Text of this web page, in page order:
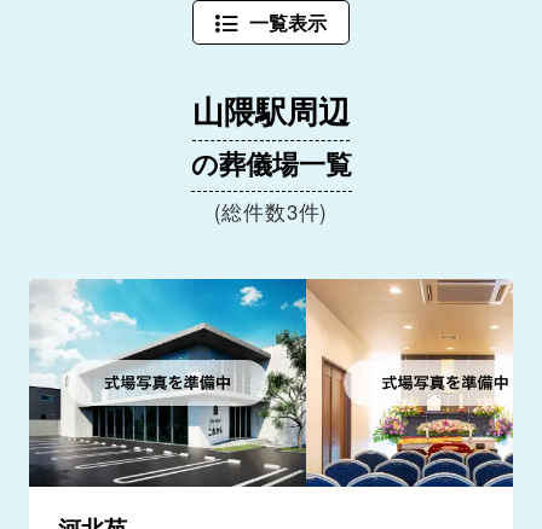
一覧表示
山隈駅周辺
の葬儀場一覧
(総件数3件)